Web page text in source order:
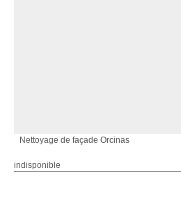
Nettoyage de façade Orcinas
indisponible